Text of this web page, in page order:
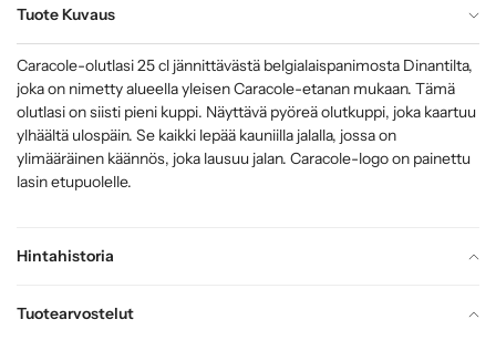
Tuote Kuvaus
Hintahistoria
Tuotearvostelut
Caracole-olutlasi 25 cl jännittävästä belgialaispanimosta Dinantilta,
joka on nimetty alueella yleisen Caracole-etanan mukaan. Tämä
olutlasi on siisti pieni kuppi. Näyttävä pyöreä olutkuppi, joka kaartuu
ylhäältä ulospäin. Se kaikki lepää kauniilla jalalla, jossa on
ylimääräinen käännös, joka lausuu jalan. Caracole-logo on painettu
lasin etupuolelle.